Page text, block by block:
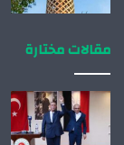
مقالات مختارة